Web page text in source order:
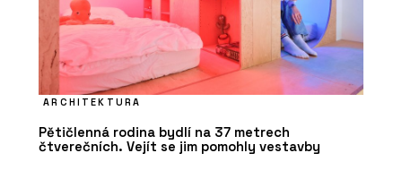
ARCHITEKTURA
Pětičlenná rodina bydlí na 37 metrech
čtverečních. Vejít se jim pomohly vestavby